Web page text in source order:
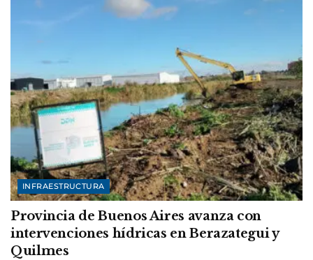
INFRAESTRUCTURA
Provincia de Buenos Aires avanza con
intervenciones hídricas en Berazategui y
Quilmes